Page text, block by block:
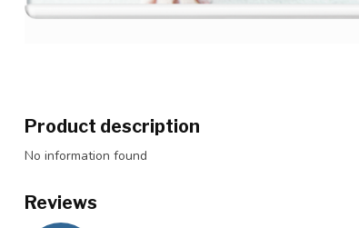
Product description
No information found
Reviews